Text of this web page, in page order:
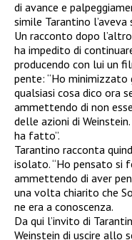
di avance e
simile Tarantino
Un racconto dopo
ha impedito di
producendo con lui un
pente: “Ho minimizzato
qualsiasi cosa dico ora
ammettendo di non
delle azioni di
ha fatto”.
Tarantino racconta
isolato. “Ho pensato si
ammettendo di aver
una volta chiarito che
ne era a conoscenza.
Da qui l’invito di
Weinstein di uscire allo